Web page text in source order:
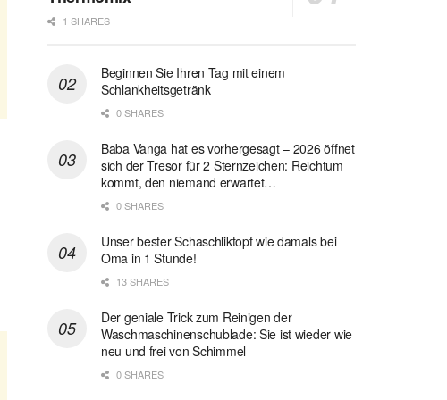
1 SHARES
Beginnen Sie Ihren Tag mit einem
Schlankheitsgetränk
0 SHARES
Baba Vanga hat es vorhergesagt – 2026 öffnet
sich der Tresor für 2 Sternzeichen: Reichtum
kommt, den niemand erwartet…
0 SHARES
Unser bester Schaschliktopf wie damals bei
Oma in 1 Stunde!
13 SHARES
Der geniale Trick zum Reinigen der
Waschmaschinenschublade: Sie ist wieder wie
neu und frei von Schimmel
0 SHARES